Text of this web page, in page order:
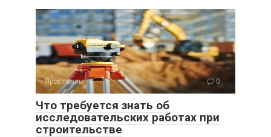
Ярославль 0
Что требуется знать об
исследовательских работах при
строительстве